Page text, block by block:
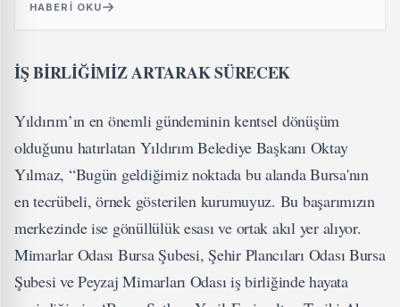
HABERI OKU
İŞ BİRLİĞİMİZ ARTARAK SÜRECEK
Yıldırım’ın en önemli gündeminin kentsel dönüşüm
olduğunu hatırlatan Yıldırım Belediye Başkanı Oktay
Yılmaz, “Bugün geldiğimiz noktada bu alanda Bursa'nın
en tecrübeli, örnek gösterilen kurumuyuz. Bu başarımızın
merkezinde ise gönüllülük esası ve ortak akıl yer alıyor.
Mimarlar Odası Bursa Şubesi, Şehir Plancıları Odası Bursa
Şubesi ve Peyzaj Mimarları Odası iş birliğinde hayata